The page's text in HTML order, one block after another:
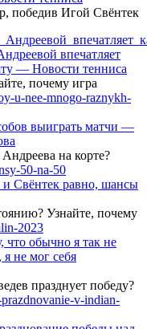
победив Игой Свёнтек
впечатляет
— Новости тенниса
почему игра
выиграть матчи —
на корте?
Свёнтек равно, шансы
Узнайте, почему
что обычно я так не
не мог себя
празднует победу?